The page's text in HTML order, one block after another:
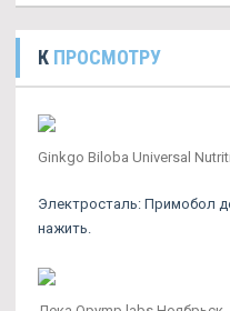
К ПРОСМОТРУ
Ginkgo Biloba Universal
Электросталь: Примобол
нажить.